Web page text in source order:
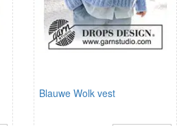
Blauwe Wolk vest